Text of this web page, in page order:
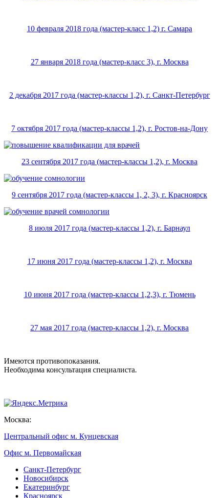
10 февраля 2018 года (мастер-класс 1,2) г. Самара
27 января 2018 года (мастер-класс 3), г. Москва
2 декабря 2017 года (мастер-классы 1,2), г. Санкт-Петербург
7 октября 2017 года (мастер-классы 1,2), г. Ростов-на-Дону
23 сентября 2017 года (мастер-классы 1,2), г. Москва
9 сентября 2017 года (мастер-классы 1, 2, 3), г. Красноярск
8 июля 2017 года (мастер-классы 1,2), г. Барнаул
17 июня 2017 года (мастер-классы 1,2), г. Москва
10 июня 2017 года (мастер-классы 1,2,3), г. Тюмень
27 мая 2017 года (мастер-классы 1,2), г. Москва
Имеются противопоказания.
Необходима консультация специалиста.
Москва:
Центральный офис м. Кунцевская
Офис м. Первомайская
Санкт-Петербург
Новосибирск
Екатеринбург
Красноярск